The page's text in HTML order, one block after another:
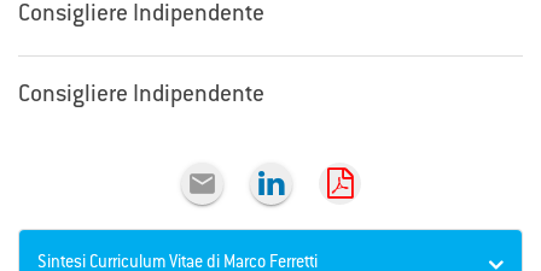
Consigliere Indipendente
Consigliere Indipendente

Sintesi Curriculum Vitae di Marco Ferretti